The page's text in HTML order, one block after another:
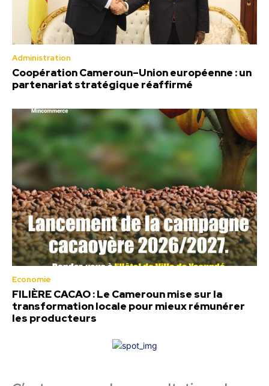
Administration
Coopération Cameroun–Union européenne : un
partenariat stratégique réaffirmé
Economie
FILIÈRE CACAO : Le Cameroun mise sur la
transformation locale pour mieux rémunérer
les producteurs